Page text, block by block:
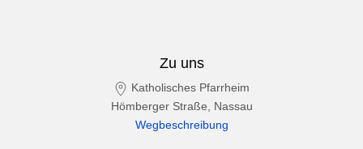
Zu uns
Katholisches Pfarrheim
Hömberger Straße, Nassau
Wegbeschreibung